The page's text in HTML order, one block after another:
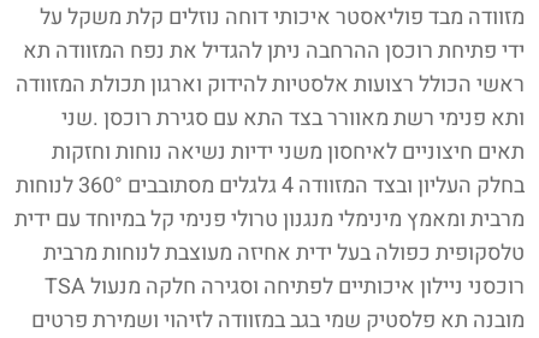
מזוודה מבד פוליאסטר איכותי דוחה נוזלים קלת משקל על
ידי פתיחת רוכסן ההרחבה ניתן להגדיל את נפח המזוודה תא
ראשי הכולל רצועות אלסטיות להידוק וארגון תכולת המזוודה
ותא פנימי רשת מאוורר בצד התא עם סגירת רוכסן .שני
תאים חיצוניים לאיחסון משני ידיות נשיאה נוחות וחזקות
בחלק העליון ובצד המזוודה 4 גלגלים מסתובבים 360° לנוחות
מרבית ומאמץ מינימלי מנגנון טרולי פנימי קל במיוחד עם ידית
טלסקופית כפולה בעל ידית אחיזה מעוצבת לנוחות מרבית
רוכסני ניילון איכותיים לפתיחה וסגירה חלקה מנעול TSA
מובנה תא פלסטיק שמי בגב במזוודה לזיהוי ושמירת פרטים